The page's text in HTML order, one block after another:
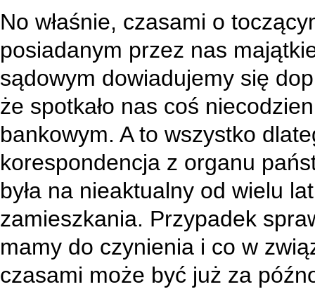
No właśnie, czasami o
posiadanym przez nas
sądowym dowiadujemy się
że spotkało nas coś
bankowym. A to wszystko
korespondencja z organu
była na nieaktualny od wielu
zamieszkania. Przypadek
mamy do czynienia i co w
czasami może być już za